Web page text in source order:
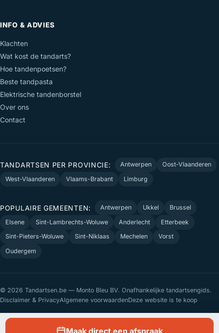
INFO & ADVIES
Klachten
Wat kost de tandarts?
Hoe tandenpoetsen?
Beste tandpasta
Elektrische tandenborstel
Over ons
Contact
TANDARTSEN PER PROVINCIE: Antwerpen
Oost-Vlaanderen
West-Vlaanderen
Vlaams-Brabant Limburg
POPULAIRE GEMEENTEN: Antwerpen Ukkel
Brussel
Elsene
Sint-Lambrechts-Woluwe Anderlecht
Etterbeek
Sint-Pieters-Woluwe
Sint-Niklaas Mechelen
Vorst
Oudergem
© 2026 Tandartsen.be — Monto Bleu BV. Onafhankelijke tandartsengids.
Disclaimer & PrivacyAlgemene voorwaardenDeze website is te koop
Maak direct een afspraak